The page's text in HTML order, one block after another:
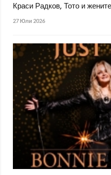
Краси Радков, Тото и
27 Юли 2026